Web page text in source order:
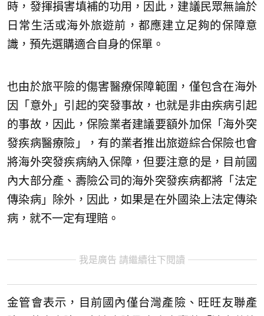
時，發揮損害填補的功用，因此，建議民眾無論於
日常生活或海外旅遊前，都應建立足夠的保障意
識，預先選購適合自身的保單。
也由於旅平險的傷害醫療保障範圍，僅包含在海外
因「意外」引起的突發事故，也就是非由疾病引起
的事故，因此，保險業者建議要額外加保「海外突
發疾病醫療險」，有的業者推出旅遊綜合保險也會
將海外突發疾病納入保障，但要注意的是，目前國
內大部分產、壽險公司的海外突發疾病都將「法定
傳染病」除外，因此，如果是在外國染上法定傳染
病，就不一定有理賠。
我是廣告 請繼續往下閱讀
金管會表示，目前國內僅台灣產險、旺旺友聯產